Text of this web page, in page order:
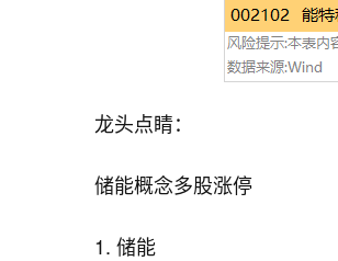
龙头点睛：
储能概念多股涨停
1. 储能